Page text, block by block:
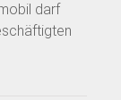
darf